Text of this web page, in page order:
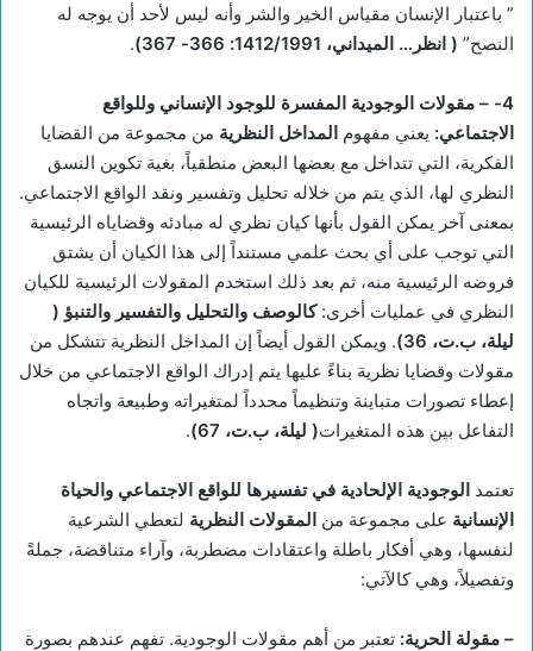
” باعتبار الإنسان مقياس الخير والشر وأنه ليس لأحد أن يوجه له
النصح” ( انظر… الميداني، 1412/1991: 366- 367) .
4- – مقولات الوجودية المفسرة للوجود الإنساني وللواقع
الاجتماعي: يعني مفهوم المداخل النظرية من مجموعة من القضايا
الفكرية، التي تتداخل مع بعضها البعض منطقياً، بغية تكوين النسق
النظري لها، الذي يتم من خلاله تحليل وتفسير ونقد الواقع الاجتماعي.
بمعنى آخر يمكن القول بأنها كيان نظري له مبادئه وقضاياه الرئيسية
التي توجب على أي بحث علمي مستنداً إلى هذا الكيان أن يشتق
فروضه الرئيسية منه، ثم بعد ذلك استخدم المقولات الرئيسية للكيان
النظري في عمليات أخرى:كالوصف والتحليل والتفسير والتنبؤ (
ليلة، ب.ت، 36)
. ويمكن القول أيضاً إن المداخل النظرية تتشكل من
مقولات وقضايا نظرية بناءً عليها يتم إدراك الواقع الاجتماعي من خلال
إعطاء تصورات متباينة وتنظيماً محدداً لمتغيراته وطبيعة واتجاه
التفاعل بين هذه المتغيرات( ليلة، ب.ت، 67) .
تعتمد الوجودية الإلحادية في تفسيرها للواقع الاجتماعي والحياة
الإنسانية على مجموعة من المقولات النظرية لتعطي الشرعية
لنفسها، وهي أفكار باطلة واعتقادات مضطربة، وآراء متناقضة، جملةً
وتفصيلاً، وهي كالآتي:
– مقولة الحرية: تعتبر من أهم مقولات الوجودية. تفهم عندهم بصورة